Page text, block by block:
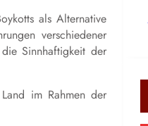
als Alternative
verschiedener
Sinnhaftigkeit der
im Rahmen der